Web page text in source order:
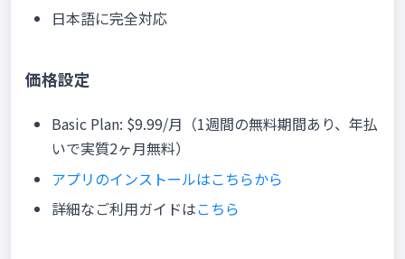
日本語に完全対応
価格設定
Basic Plan: $9.99/月（1週間の無料期間あり、年払
いで実質2ヶ月無料）
アプリのインストールはこちらから
詳細なご利用ガイドはこちら